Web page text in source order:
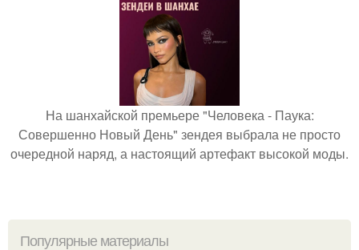
На шанхайской премьере "Человека - Паука:
Совершенно Новый День" зендея выбрала не просто
очередной наряд, а настоящий артефакт высокой моды.
Популярные материалы